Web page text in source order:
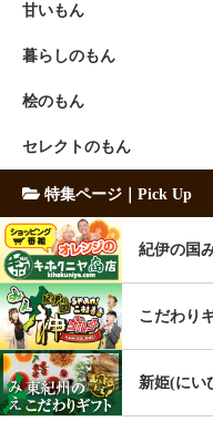
甘いもん
暮らしのもん
桧のもん
セレクトのもん
特集ページ｜Pick Up
紀伊の国
こだわり
新姫(にい